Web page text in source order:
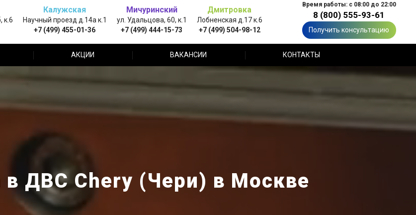
к.6
Калужская
Научный проезд д.14а к.1
+7 (499) 455-01-36
Мичуринский
ул. Удальцова, 60, к.1
+7 (499) 444-15-73
Дмитровка
Лобненская д.17 к.6
+7 (499) 504-98-12
Время работы: с 08:00 до 22:00
8 (800) 555-93-61
Получить консультацию
АКЦИИ ВАКАНСИИ КОНТАКТЫ
в ДВС Chery (Чери) в Москве